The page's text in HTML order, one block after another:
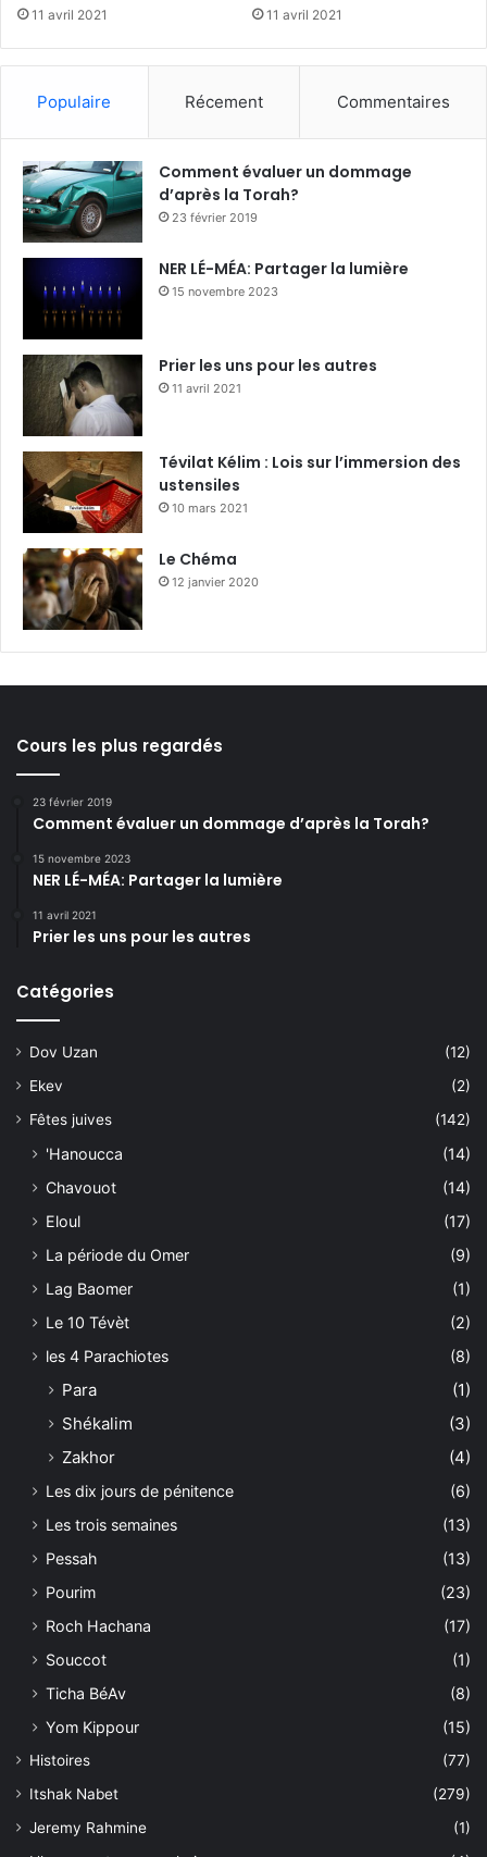
11 avril 2021 11 avril 2021
Populaire Récement Commentaires
Comment évaluer un dommage
d’après la Torah?
23 février 2019
NER LÉ-MÉA: Partager la lumière
15 novembre 2023
Prier les uns pour les autres
11 avril 2021
Tévilat Kélim : Lois sur l’immersion des
ustensiles
10 mars 2021
Le Chéma
12 janvier 2020
Cours les plus regardés
23 février 2019
Comment évaluer un dommage d’après la Torah?
15 novembre 2023
NER LÉ-MÉA: Partager la lumière
11 avril 2021
Prier les uns pour les autres
Catégories
Dov Uzan
(12)
Ekev
(2)
Fêtes juives
(142)
'Hanoucca
(14)
Chavouot
(14)
Eloul
(17)
La période du Omer
(9)
Lag Baomer
(1)
Le 10 Tévèt
(2)
les 4 Parachiotes
(8)
Para
(1)
Shékalim
(3)
Zakhor
(4)
Les dix jours de pénitence
(6)
Les trois semaines
(13)
Pessah
(13)
Pourim
(23)
Roch Hachana
(17)
Souccot
(1)
Ticha BéAv
(8)
Yom Kippour
(15)
Histoires
(77)
Itshak Nabet
(279)
Jeremy Rahmine
(1)